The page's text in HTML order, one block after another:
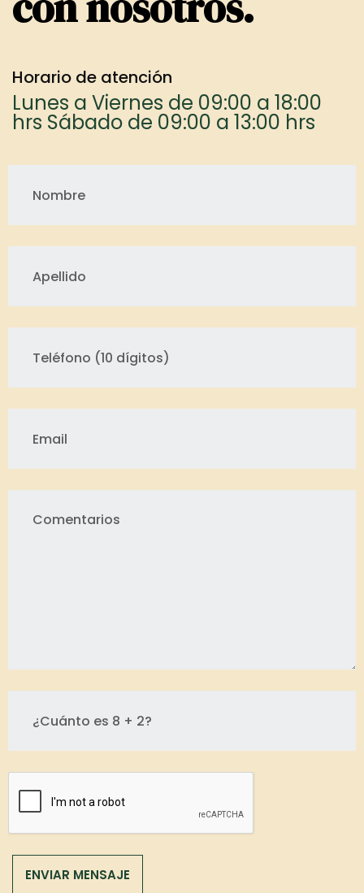
Horario de atención
Lunes a Viernes de 09:00 a 18:00
hrs Sábado de 09:00 a 13:00 hrs
ENVIAR MENSAJE